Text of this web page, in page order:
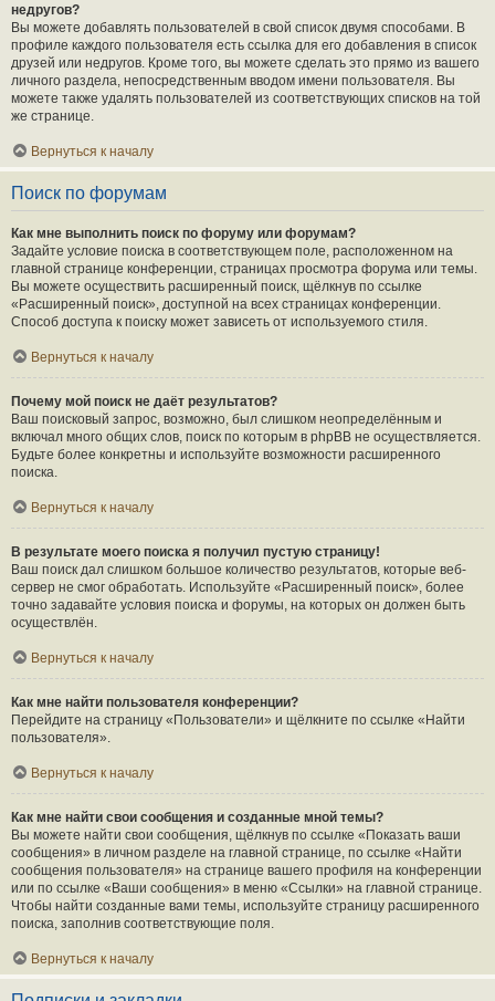
недругов?
Вы можете добавлять пользователей в свой список двумя способами. В
профиле каждого пользователя есть ссылка для его добавления в список
друзей или недругов. Кроме того, вы можете сделать это прямо из вашего
личного раздела, непосредственным вводом имени пользователя. Вы
можете также удалять пользователей из соответствующих списков на той
же странице.
Вернуться к началу
Поиск по форумам
Как мне выполнить поиск по форуму или форумам?
Задайте условие поиска в соответствующем поле, расположенном на
главной странице конференции, страницах просмотра форума или темы.
Вы можете осуществить расширенный поиск, щёлкнув по ссылке
«Расширенный поиск», доступной на всех страницах конференции.
Способ доступа к поиску может зависеть от используемого стиля.
Вернуться к началу
Почему мой поиск не даёт результатов?
Ваш поисковый запрос, возможно, был слишком неопределённым и
включал много общих слов, поиск по которым в phpBB не осуществляется.
Будьте более конкретны и используйте возможности расширенного
поиска.
Вернуться к началу
В результате моего поиска я получил пустую страницу!
Ваш поиск дал слишком большое количество результатов, которые веб-
сервер не смог обработать. Используйте «Расширенный поиск», более
точно задавайте условия поиска и форумы, на которых он должен быть
осуществлён.
Вернуться к началу
Как мне найти пользователя конференции?
Перейдите на страницу «Пользователи» и щёлкните по ссылке «Найти
пользователя».
Вернуться к началу
Как мне найти свои сообщения и созданные мной темы?
Вы можете найти свои сообщения, щёлкнув по ссылке «Показать ваши
сообщения» в личном разделе на главной странице, по ссылке «Найти
сообщения пользователя» на странице вашего профиля на конференции
или по ссылке «Ваши сообщения» в меню «Ссылки» на главной странице.
Чтобы найти созданные вами темы, используйте страницу расширенного
поиска, заполнив соответствующие поля.
Вернуться к началу